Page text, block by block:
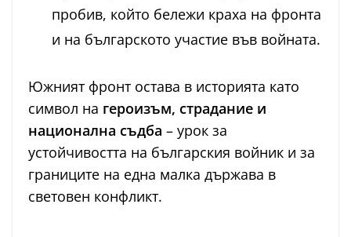
пробив, който бележи краха на фронта
и на българското участие във войната.
Южният фронт остава в историята като
символ на героизъм, страдание и
национална съдба – урок за
устойчивостта на българския войник и за
границите на една малка държава в
световен конфликт.